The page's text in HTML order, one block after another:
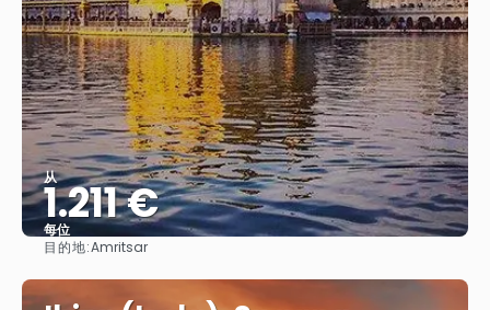
从
1.211 €
每位
目的地:Amritsar